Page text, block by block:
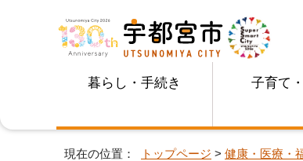
暮らし・手続き 子育て
現在の位置： トップページ > 健康・医療・